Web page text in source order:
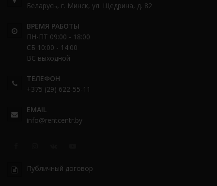
Беларусь, г. Минск, ул. Щедрина, д. 82
ВРЕМЯ РАБОТЫ
ПН-ПТ 09:00 - 18:00
СБ 10:00 - 14:00
ВС выходной
ТЕЛЕФОН
+375 (29) 622-55-11
EMAIL
info@rentcentr.by
Публичный договор